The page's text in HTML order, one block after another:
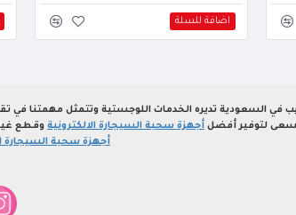
اضافة للسلة
في السعودية تديره الخدمات اللوجستية وتتمثل مهمتنا في
لتوفير أفضل أجهزة سحبة السيجارة الالكترونية وقطع
أجهزة سحبة السيجارة